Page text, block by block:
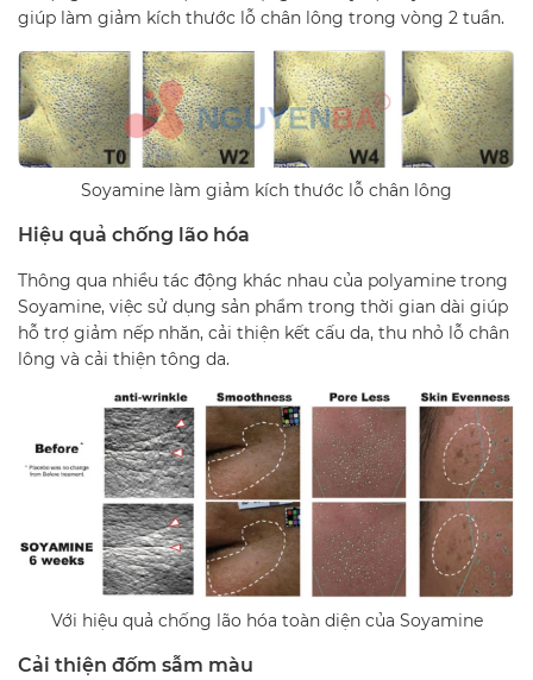
giúp làm giảm kích thước lỗ chân lông trong vòng 2 tuần.
Soyamine làm giảm kích thước lỗ chân lông
Hiệu quả chống lão hóa
Thông qua nhiều tác động khác nhau của polyamine trong
Soyamine, việc sử dụng sản phẩm trong thời gian dài giúp
hỗ trợ giảm nếp nhăn, cải thiện kết cấu da, thu nhỏ lỗ chân
lông và cải thiện tông da.
Với hiệu quả chống lão hóa toàn diện của Soyamine
Cải thiện đốm sẫm màu